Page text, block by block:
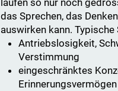
laufen so nur noch
das Sprechen, das
auswirken kann.
Antriebslosigkeit,
Verstimmung
eingeschränktes
Erinnerungsvermögen